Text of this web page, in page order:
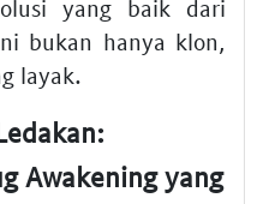
yang baik dari
bukan hanya klon,
layak.
Awakening yang